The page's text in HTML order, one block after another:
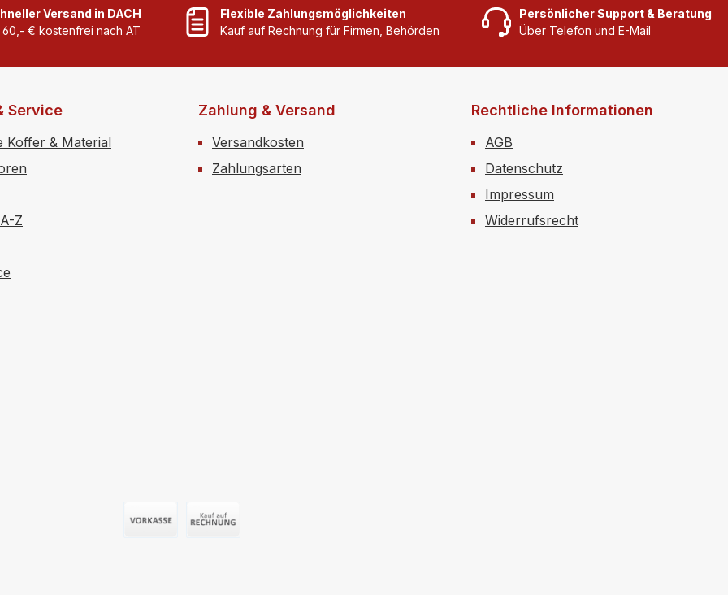
=
Augenaufsatz hilft durch
einen gezielten Spülstrom
spülen. Sehr einfache
einem einzigen Handgriff
rasch öffnen.Bei kleineren
Unfällen können von
unten nach oben mit
gedacht ungeöffnet 3
Versand in DACH
60,- € kostenfrei nach AT
Flexible Zahlungsmöglichkeiten
Kauf auf Rechnung für Firmen, Behörden
Persönlicher Support & Beratung
Über Telefon und E-Mail
Service
Koffer & Material
Z
Zahlung & Versand
Versandkosten
Zahlungsarten
Rechtliche Informationen
AGB
Datenschutz
Impressum
Widerrufsrecht